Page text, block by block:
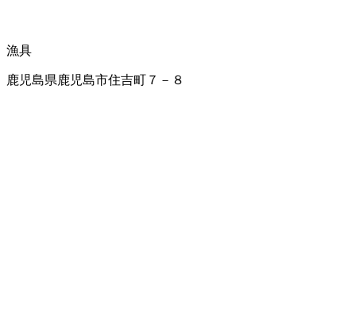
漁具
鹿児島県鹿児島市住吉町７－８